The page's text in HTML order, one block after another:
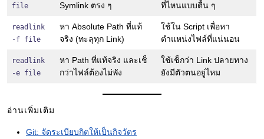
file
Symlink ตรง ๆ
ที่ไหนแบบตื้น ๆ
readlink
-f file
หา Absolute Path ที่แท้
จริง (ทะลุทุก Link)
ใช้ใน Script เพื่อหา
ตำแหน่งไฟล์ที่แน่นอน
readlink
-e file
หา Path ที่แท้จริง และเช็
กว่าไฟล์ต้องไม่พัง
ใช้เช็กว่า Link ปลายทาง
ยังมีตัวตนอยู่ไหม
อ่านเพิ่มเติม
Git: จัดระเบียบกิตให้เป็นกิจวัตร